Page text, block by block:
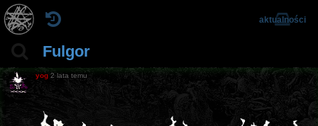
Fulgor
aktualności
yog 2 lata temu